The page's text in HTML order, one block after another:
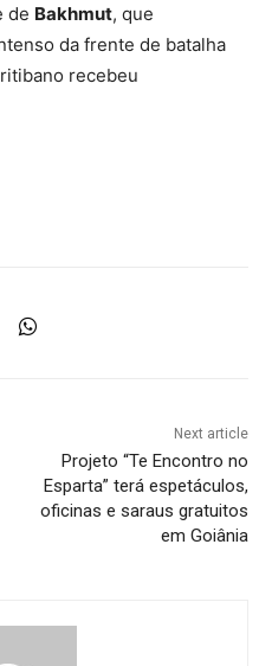
de Bakhmut, que
da frente de batalha
recebeu
Next article
Projeto “Te Encontro no
Esparta” terá espetáculos,
oficinas e saraus gratuitos
em Goiânia